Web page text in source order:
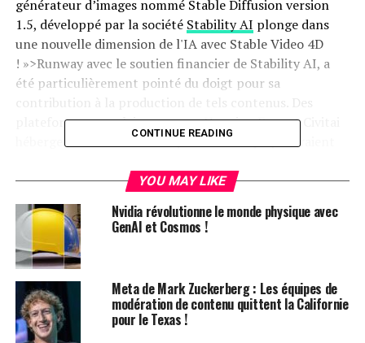
générateur d’images nommé Stable Diffusion version
1.5, développé par la société Stability AI plonge dans
une nouvelle dimension de l'IA avec Stable Video 4D
! »>Runway avec le soutien financier de Stability AI, a
été particulièrement pointé du doigt pour sa
contribution à la production de tels contenus. Des
plateformes populaires comme Hugging Face et Civitai
hébergent ce modèle ainsi que d’autres qui pourraient
sur enfants.Dans certains cas, ces entreprises
enfreignent même la loi en stockant du matériel
synthétique abusif sur leurs serveurs. Pourquoi alors des
géants comme Google, Nvidia ou Intel investissent-ils
massivement dans ces sociétés ? Leur soutien revient à
subventionner un contenu destiné aux prédateurs.
en tant qu’experts en sécurité IA, nous avons soulevé
ces questions pour inciter ces entreprises à prendre les
CONTINUE READING
YOU MAY LIKE
Nvidia révolutionne le monde physique avec
GenAI et Cosmos !
Meta de Mark Zuckerberg : Les équipes de
modération de contenu quittent la Californie
pour le Texas !